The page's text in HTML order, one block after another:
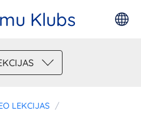
Klubs
LEKCIJAS